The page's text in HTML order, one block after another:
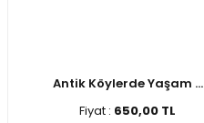
Antik Köylerde Yaşam ...
Fiyat : 650,00 TL